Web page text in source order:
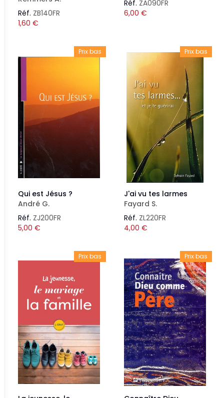
Réf. ZB140FR
1,60 €
Réf. ZA090FR
6,00 €
Prix bas
Qui est Jésus ?
André G.
Réf. ZJ200FR
5,00 €
Prix bas
J'ai vu tes larmes
Fayard S.
Réf. ZL220FR
4,00 €
Prix bas Prix bas